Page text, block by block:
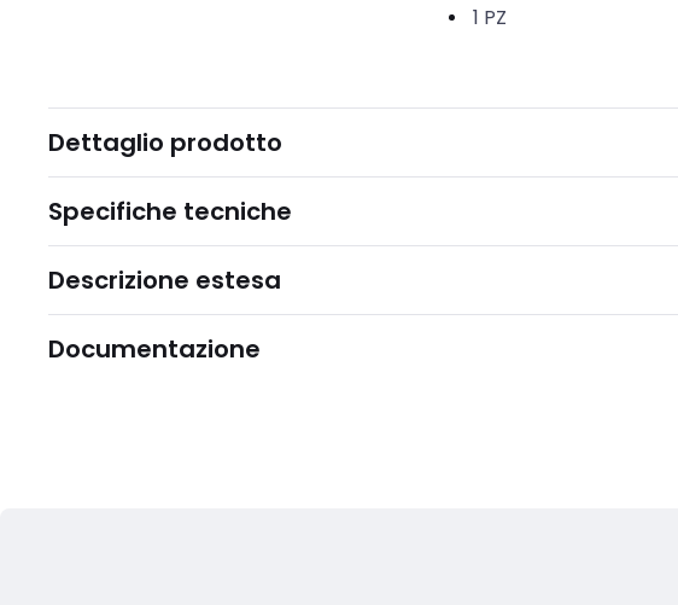
1 PZ
Dettaglio prodotto
Specifiche tecniche
Descrizione estesa
Documentazione